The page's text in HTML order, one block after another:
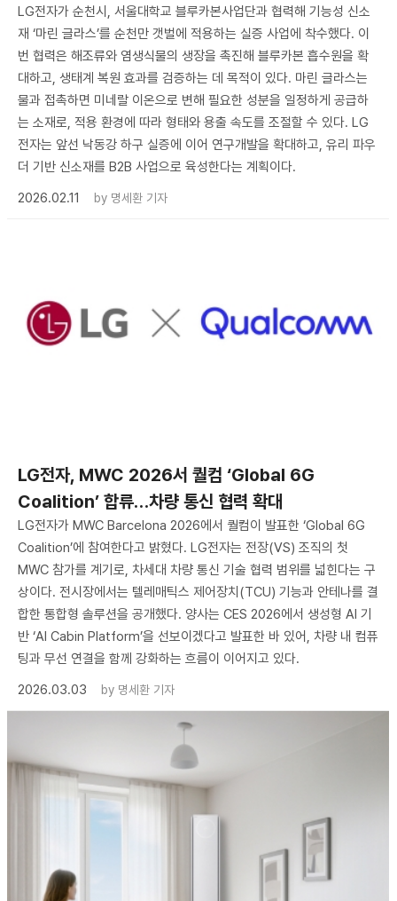
LG전자가 순천시, 서울대학교 블루카본사업단과 협력해 기능성 신소
재 ‘마린 글라스’를 순천만 갯벌에 적용하는 실증 사업에 착수했다. 이
번 협력은 해조류와 염생식물의 생장을 촉진해 블루카본 흡수원을 확
대하고, 생태계 복원 효과를 검증하는 데 목적이 있다. 마린 글라스는
물과 접촉하면 미네랄 이온으로 변해 필요한 성분을 일정하게 공급하
는 소재로, 적용 환경에 따라 형태와 용출 속도를 조절할 수 있다. LG
전자는 앞선 낙동강 하구 실증에 이어 연구개발을 확대하고, 유리 파우
더 기반 신소재를 B2B 사업으로 육성한다는 계획이다.
2026.02.11
by 명세환 기자
LG전자, MWC 2026서 퀄컴 ‘Global 6G
Coalition’ 합류…차량 통신 협력 확대
LG전자가 MWC Barcelona 2026에서 퀄컴이 발표한 ‘Global 6G
Coalition’에 참여한다고 밝혔다. LG전자는 전장(VS) 조직의 첫
MWC 참가를 계기로, 차세대 차량 통신 기술 협력 범위를 넓힌다는 구
상이다. 전시장에서는 텔레매틱스 제어장치(TCU) 기능과 안테나를 결
합한 통합형 솔루션을 공개했다. 양사는 CES 2026에서 생성형 AI 기
반 ‘AI Cabin Platform’을 선보이겠다고 발표한 바 있어, 차량 내 컴퓨
팅과 무선 연결을 함께 강화하는 흐름이 이어지고 있다.
2026.03.03
by 명세환 기자